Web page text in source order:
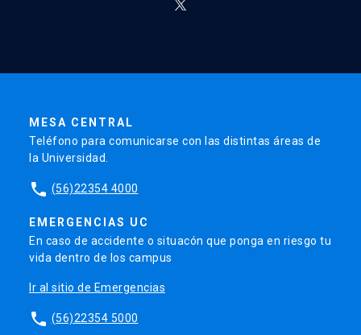
MESA CENTRAL
Teléfono para comunicarse con las distintas áreas de
la Universidad.
phone (56)22354 4000
EMERGENCIAS UC
En caso de accidente o situacón que ponga en riesgo tu
vida dentro de los campus
Ir al sitio de Emergencias
phone (56)22354 5000